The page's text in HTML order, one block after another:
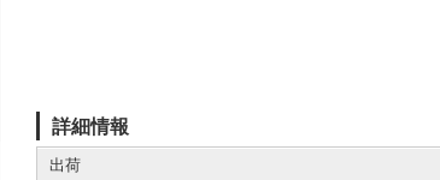
詳細情報
出荷